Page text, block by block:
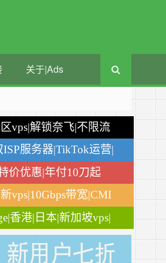
关于|Ads
区vps|解锁奈飞|不限流
量
服务器|TikTok运营|
月付$2.84
价优惠|年付10刀起
vps|10Gbps带宽|CMI
香港|日本|新加坡vps|
移动直连